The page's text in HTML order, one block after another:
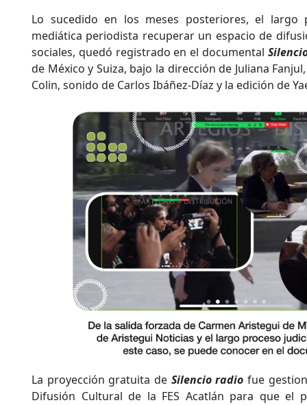
Lo sucedido en los meses posteriores, el
mediática periodista recuperar un espacio de
sociales, quedó registrado en el documental
de México y Suiza, bajo la dirección de Juliana
Colin, sonido de Carlos Ibáñez-Díaz y la edición de
La proyección gratuita de Silencio radio fue
Difusión Cultural de la FES Acatlán para que el